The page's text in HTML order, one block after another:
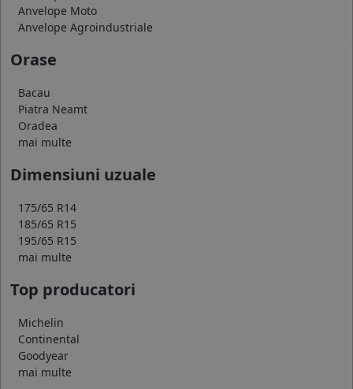
Anvelope Moto
Anvelope Agroindustriale
Orase
Bacau
Piatra Neamt
Oradea
mai multe
Dimensiuni uzuale
175/65 R14
185/65 R15
195/65 R15
mai multe
Top producatori
Michelin
Continental
Goodyear
mai multe